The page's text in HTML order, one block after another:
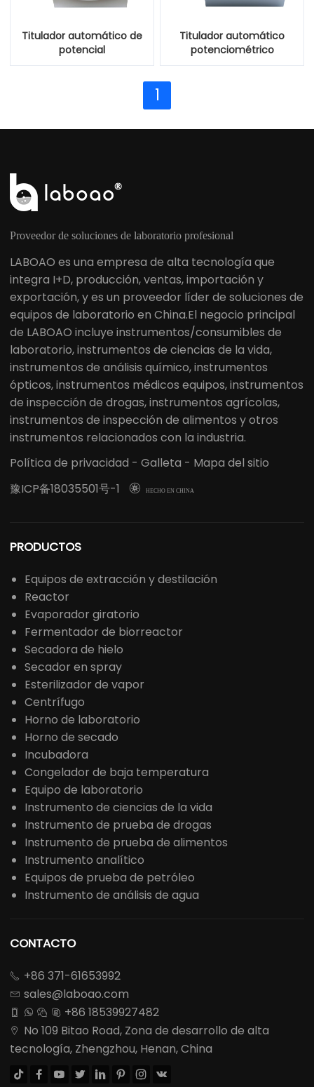
Titulador automático de
potencial
Titulador automático
potenciométrico
1
Proveedor de soluciones de laboratorio profesional
LABOAO es una empresa de alta tecnología que
integra I+D, producción, ventas, importación y
exportación, y es un proveedor líder de soluciones de
equipos de laboratorio en China.El negocio principal
de LABOAO incluye instrumentos/consumibles de
laboratorio, instrumentos de ciencias de la vida,
instrumentos de análisis químico, instrumentos
ópticos, instrumentos médicos equipos, instrumentos
de inspección de drogas, instrumentos agrícolas,
instrumentos de inspección de alimentos y otros
instrumentos relacionados con la industria.
Política de privacidad - Galleta - Mapa del sitio
豫ICP备18035501号-1
 HECHO EN CHINA
PRODUCTOS
Equipos de extracción y destilación
Reactor
Evaporador giratorio
Fermentador de biorreactor
Secadora de hielo
Secador en spray
Esterilizador de vapor
Centrífugo
Horno de laboratorio
Horno de secado
Incubadora
Congelador de baja temperatura
Equipo de laboratorio
Instrumento de ciencias de la vida
Instrumento de prueba de drogas
Instrumento de prueba de alimentos
Instrumento analítico
Equipos de prueba de petróleo
Instrumento de análisis de agua
CONTACTO
 +86 371-61653992
 sales@laboao.com
    +86 18539927482

No 109 Bitao Road, Zona de desarrollo de alta
tecnología, Zhengzhou, Henan, China
       